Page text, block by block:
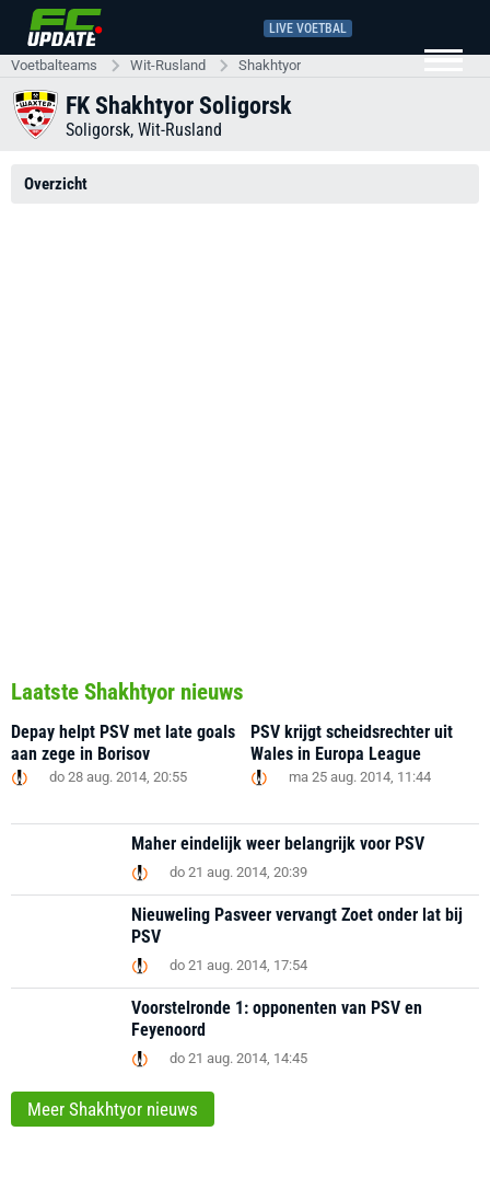
LIVE VOETBAL
Voetbalteams Wit-Rusland Shakhtyor
FK Shakhtyor Soligorsk
Soligorsk, Wit-Rusland
Overzicht
Laatste Shakhtyor nieuws
Depay helpt PSV met late goals
aan zege in Borisov
do 28 aug. 2014, 20:55
PSV krijgt scheidsrechter uit
Wales in Europa League
ma 25 aug. 2014, 11:44
Maher eindelijk weer belangrijk voor PSV
do 21 aug. 2014, 20:39
Nieuweling Pasveer vervangt Zoet onder lat bij
PSV
do 21 aug. 2014, 17:54
Voorstelronde 1: opponenten van PSV en
Feyenoord
do 21 aug. 2014, 14:45
Meer Shakhtyor nieuws